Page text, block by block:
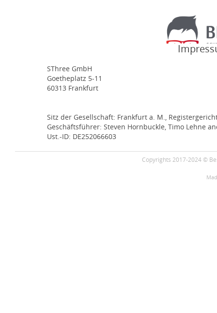
SThree GmbH
Goetheplatz 5-11
60313 Frankfurt
Sitz der Gesellschaft: Frankfurt a. M.,
Geschäftsführer: Steven Hornbuckle, Timo Lehne
Ust.-ID: DE252066603
Copyrights 2017-2024 ©